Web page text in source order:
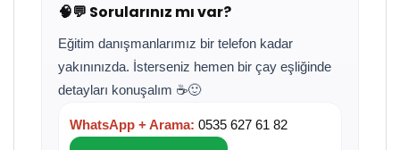
🧠💬 Sorularınız mı var?
Eğitim danışmanlarımız bir telefon kadar
yakınınızda. İsterseniz hemen bir çay eşliğinde
detayları konuşalım ☕🙂
WhatsApp + Arama: 0535 627 61 82